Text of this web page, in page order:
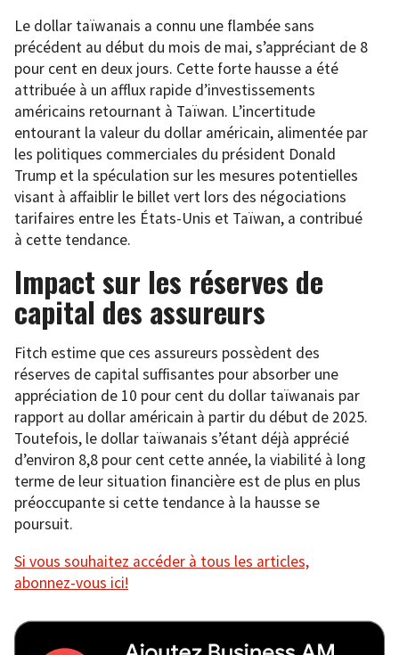
Le dollar taïwanais a connu une flambée sans
précédent au début du mois de mai, s’appréciant de 8
pour cent en deux jours. Cette forte hausse a été
attribuée à un afflux rapide d’investissements
américains retournant à Taïwan. L’incertitude
entourant la valeur du dollar américain, alimentée par
les politiques commerciales du président Donald
Trump et la spéculation sur les mesures potentielles
visant à affaiblir le billet vert lors des négociations
tarifaires entre les États-Unis et Taïwan, a contribué
à cette tendance.
Impact sur les réserves de
capital des assureurs
Fitch estime que ces assureurs possèdent des
réserves de capital suffisantes pour absorber une
appréciation de 10 pour cent du dollar taïwanais par
rapport au dollar américain à partir du début de 2025.
Toutefois, le dollar taïwanais s’étant déjà apprécié
d’environ 8,8 pour cent cette année, la viabilité à long
terme de leur situation financière est de plus en plus
préoccupante si cette tendance à la hausse se
poursuit.
Si vous souhaitez accéder à tous les articles,
abonnez-vous ici!